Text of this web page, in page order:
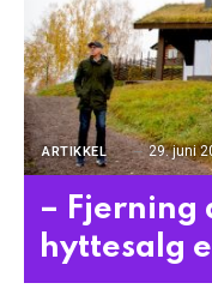
ARTIKKEL 29. juni
– Fjerning
hyttesalg